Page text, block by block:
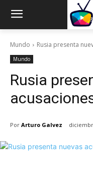
Mundo Rusia presenta
Mundo
Rusia
Por Arturo Galvez